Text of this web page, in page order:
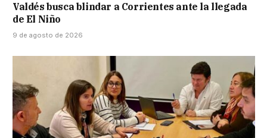
Valdés busca blindar a Corrientes ante la llegada
de El Niño
9 de agosto de 2026